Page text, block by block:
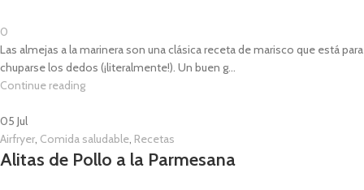
0
Las almejas a la marinera son una clásica receta de marisco que está para
chuparse los dedos (¡literalmente!). Un buen g...
Continue reading
05 Jul
Airfryer Comida saludable Recetas
Alitas de Pollo a la Parmesana